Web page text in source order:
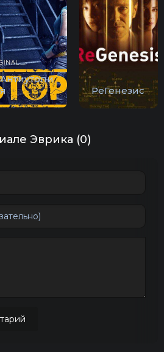
Антиутопи
я
РеГенезис
Эврика (0)